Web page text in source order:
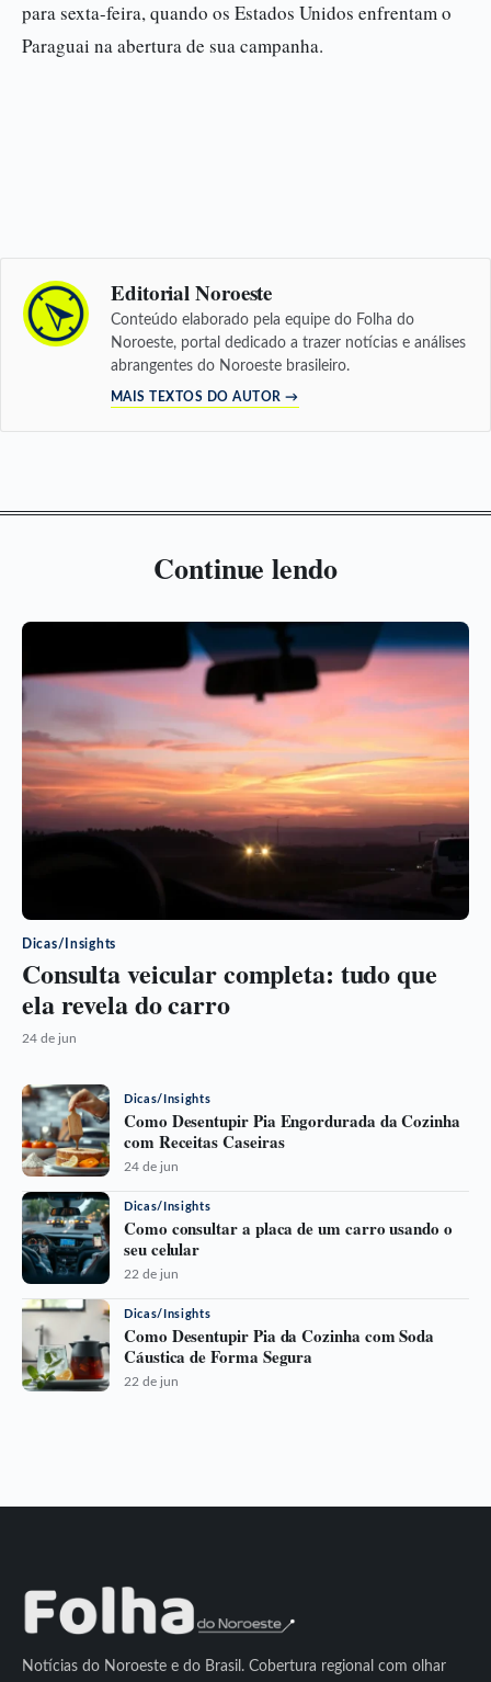
para sexta-feira, quando os Estados Unidos enfrentam o
Paraguai na abertura de sua campanha.
Editorial Noroeste
Conteúdo elaborado pela equipe do Folha do
Noroeste, portal dedicado a trazer notícias e análises
abrangentes do Noroeste brasileiro.
MAIS TEXTOS DO AUTOR →
Continue lendo
Dicas/Insights
Consulta veicular completa: tudo que
ela revela do carro
24 de jun
Dicas/Insights
Como Desentupir Pia Engordurada da Cozinha
com Receitas Caseiras
24 de jun
Dicas/Insights
Como consultar a placa de um carro usando o
seu celular
22 de jun
Dicas/Insights
Como Desentupir Pia da Cozinha com Soda
Cáustica de Forma Segura
22 de jun
Notícias do Noroeste e do Brasil. Cobertura regional com olhar